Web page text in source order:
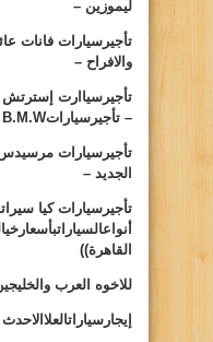
ليموزين –
تأجيرسيارات فانات
والافراح –
تأجيرسياارت إسترتش
– تأجيرسياراتB.M.W
تأجيرسيارات مرسيدس
الجديد –
تأجيرسيارات كيا
القاهرة))
للاخوه العرب
إيجارسياراتالعلا